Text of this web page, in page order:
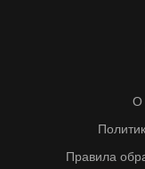
О
Правила